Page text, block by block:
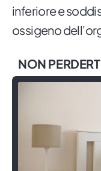
inferiore e
ossigeno
NON